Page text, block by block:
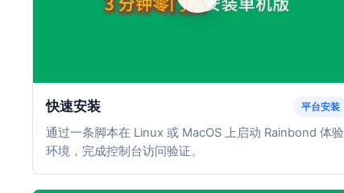
快速安装 平台安装
通过一条脚本在 Linux 或 MacOS 上启动 Rainbond 体验
环境，完成控制台访问验证。